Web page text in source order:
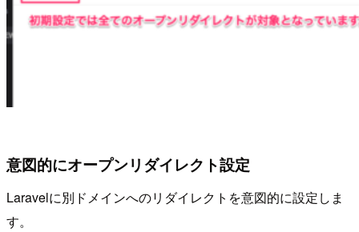
意図的にオープンリダイレクト設定
Laravelに別ドメインへのリダイレクトを意図的に設定しま
す。